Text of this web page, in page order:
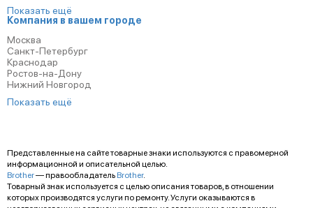
Показать ещё
Компания в вашем городе
Москва
Санкт-Петербург
Краснодар
Ростов-на-Дону
Нижний Новгород
Показать ещё
Представленные на сайте товарные знаки используются с правомерной
информационной и описательной целью.
Brother— правообладатель Brother.
Товарный знак используется с целью описания товаров, в отношении
которых производятся услуги по ремонту. Услуги оказываются в